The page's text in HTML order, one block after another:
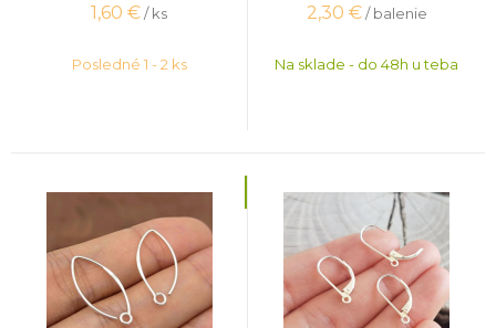
1,60 €/ ks
Posledné 1 - 2 ks
2,30 € / balenie
Na sklade - do 48h u teba